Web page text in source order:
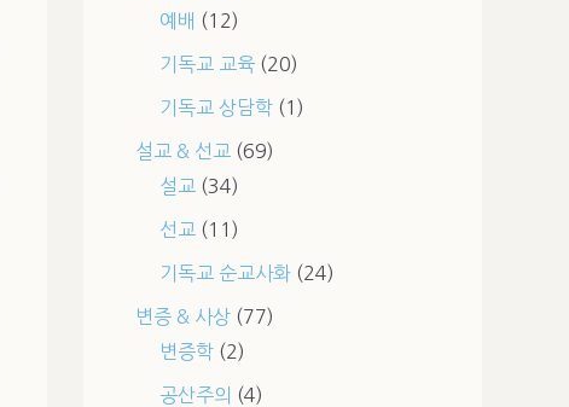
예배 (12)
기독교 교육(20)
기독교 상담학(1)
설교 & 선교 (69)
설교 (34)
선교 (11)
기독교 순교사화(24)
변증 & 사상(77)
변증학(2)
공산주의 (4)